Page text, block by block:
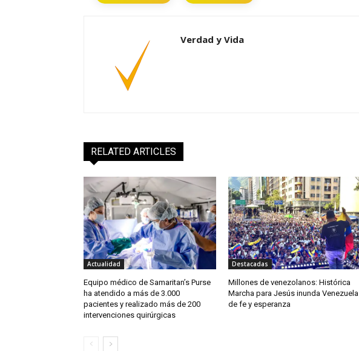
Verdad y Vida
RELATED ARTICLES
Actualidad
Equipo médico de Samaritan’s Purse
ha atendido a más de 3.000
pacientes y realizado más de 200
intervenciones quirúrgicas
Destacadas
Millones de venezolanos: Histórica
Marcha para Jesús inunda Venezuela
de fe y esperanza